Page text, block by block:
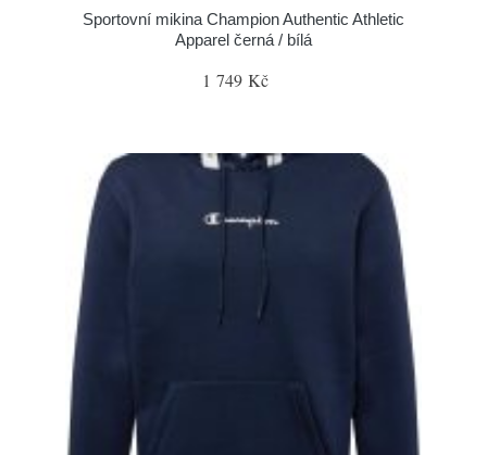
Sportovní mikina Champion Authentic Athletic
Apparel černá / bílá
1 749 Kč